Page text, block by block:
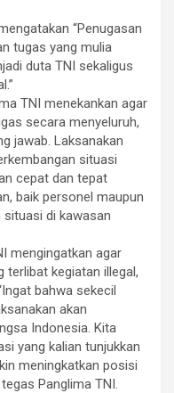
“Penugasan
tugas yang mulia
duta TNI sekaligus
TNI menekankan agar
secara menyeluruh,
jawab. Laksanakan
situasi
cepat dan tepat
baik personel maupun
di kawasan
mengingatkan agar
terlibat kegiatan illegal,
bahwa sekecil
akan
Indonesia. Kita
yang kalian tunjukkan
meningkatkan posisi
Panglima TNI.